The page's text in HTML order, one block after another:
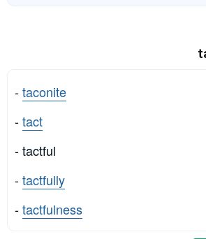
-taconite
-tact
- tactful
-tactfully
-tactfulness